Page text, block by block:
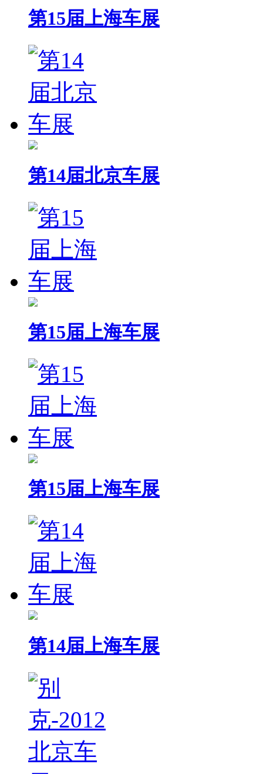
第15届上海车展
第14届北京车展
第15届上海车展
第15届上海车展
第14届上海车展